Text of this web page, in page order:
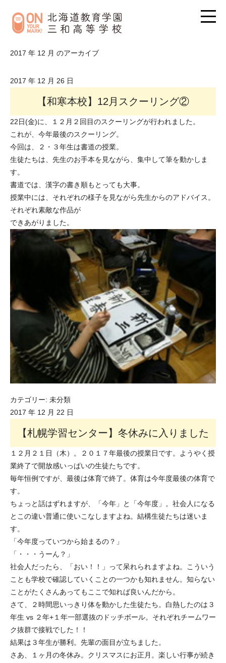
2017 年 12 月 のアーカイブ
2017 年 12 月 26 日
【和寒本校】12月スクーリング②
22日(金)に、１２月２回目のスクーリングが行われました。
これが、今年最後のスクーリング。
今回は、２・３年生は書道の授業。
生徒たちは、先生のお手本を見ながら、集中して筆を動かしま
す。
書道では、漢字の書き順もとっても大事。
授業中には、それぞれの様子を見ながら先生からのアドバイス。
それぞれ素敵な作品が
できあがりました。
カテゴリー: 未分類
2017 年 12 月 22 日
【札幌学習センター】冬休みに入りました
１２月２１日（木）。２０１７年最後の授業日です。ようやく授
業終了で開放感いっぱいの生徒たちです。
毎年恒例ですが、最後は体育で終了。体育は今年度最後の体育で
す。
ちょっと話はずれますが、「今年」と「今年度」。社会人になる
とこの違い普通に使いこなしますよね。結構生徒たちは迷いま
す。
「今年度っていつから始まるの？」
「・・・うーん？」
社会人だったら、「おい！！」って呆れられますよね。こういう
ことも学校で確認していくことの一つかも知れません。知らない
ことがたくさんあってもここで知れば良いんだから。
さて、２時間思いっきり体を動かした生徒たち。白熱したのは３
年生 vs ２年+１年一部選抜のドッチボール。それぞれチームワー
ク抜群で接戦でした！！
結果は３年生が勝利。先輩の面目が立ちました。
さあ、１ヶ月の冬休み。クリスマスにお正月。楽しい行事が続き